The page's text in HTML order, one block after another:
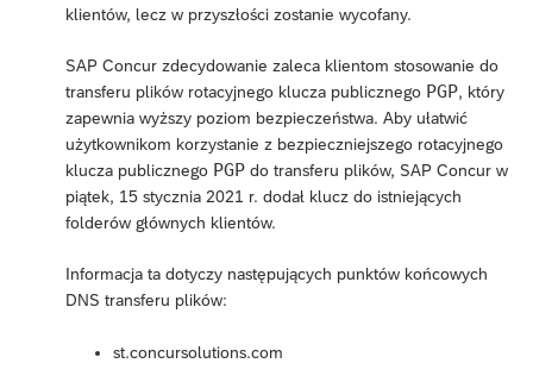
klientów, lecz w przyszłości zostanie wycofany.
SAP Concur zdecydowanie zaleca klientom stosowanie do
transferu plików rotacyjnego klucza publicznego PGP, który
zapewnia wyższy poziom bezpieczeństwa. Aby ułatwić
użytkownikom korzystanie z bezpieczniejszego rotacyjnego
klucza publicznego PGP do transferu plików, SAP Concur w
piątek, 15 stycznia 2021 r. dodał klucz do istniejących
folderów głównych klientów.
Informacja ta dotyczy następujących punktów końcowych
DNS transferu plików:
st.concursolutions.com